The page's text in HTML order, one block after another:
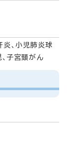
炎、小児肺炎球
子宮頸がん